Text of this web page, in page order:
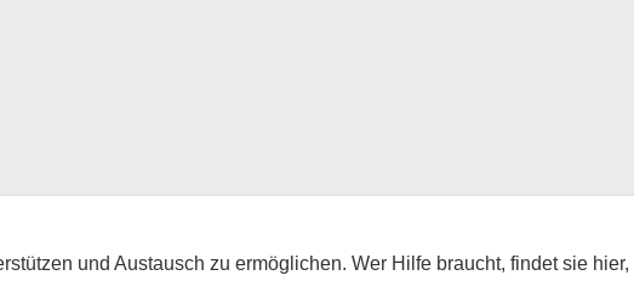
und Austausch zu ermöglichen. Wer Hilfe braucht, findet sie